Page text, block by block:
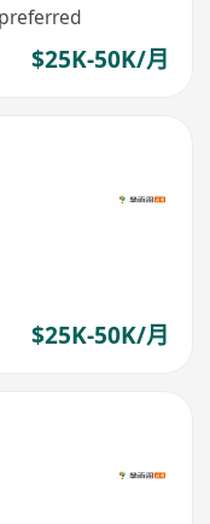
$25K-50K/月
$25K-50K/月